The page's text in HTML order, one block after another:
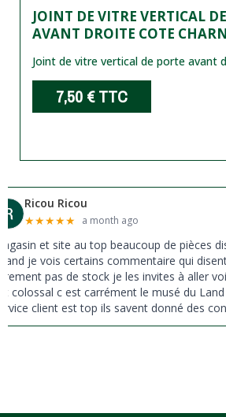
JOINT DE VITRE VERTICAL
AVANT DROITE COTE
Joint de vitre vertical de porte avant
7,50 €TTC
Ricou Ricou
★★★★★ a month ago
et site au top beaucoup de pièces
je vois certains commentaire qui disent
pas de stock je les invites à aller
colossal c est carrément le musé du
client est top ils savent donné des
pas à la vente ils sont vraiment au